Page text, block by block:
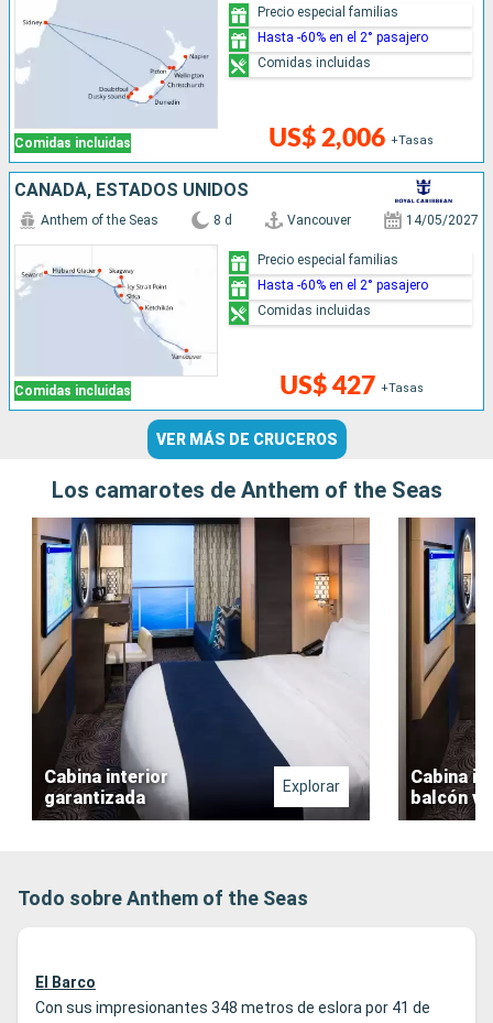
Comidas incluidas US$ 2,006 +Tasas
Precio especial familias
Hasta -60% en el 2° pasajero
Comidas incluidas
CANADÁ, ESTADOS UNIDOS
Comidas incluidas
Anthem of the Seas 8 d Vancouver 14/05/2027
US$ 427 +Tasas
Precio especial familias
Hasta -60% en el 2° pasajero
Comidas incluidas
VER MÁS DE CRUCEROS
Los camarotes de Anthem of the Seas
Cabina interior
garantizada
Explorar
Cabina
balcón
Todo sobre Anthem of the Seas
El Barco
Con sus impresionantes 348 metros de eslora por 41 de